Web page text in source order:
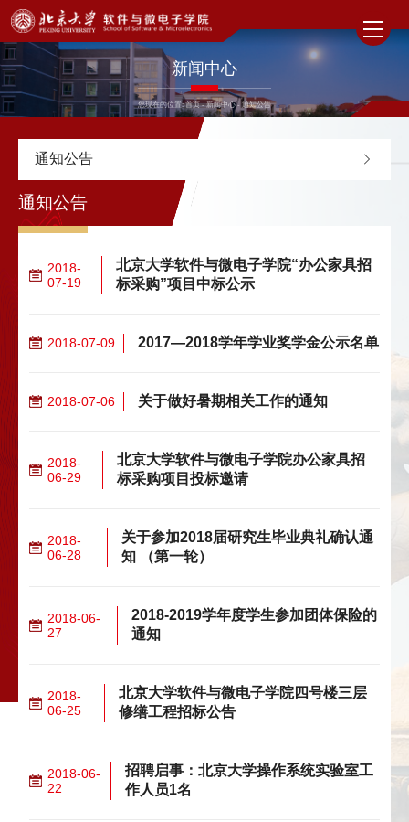
新闻中心
您现在的位置: 首页 - 新闻中心 - 通知公告
通知公告
通知公告
2018-
07-19
北京大学软件与微电子学院“办公家具招
标采购”项目中标公示
2018-07-09 2017—2018学年学业奖学金公示名单
2018-07-06 关于做好暑期相关工作的通知
2018-
06-29
北京大学软件与微电子学院办公家具招
标采购项目投标邀请
2018-
06-28
关于参加2018届研究生毕业典礼确认通
知 （第一轮）
2018-06-
27
2018-2019学年度学生参加团体保险的
通知
2018-
06-25
北京大学软件与微电子学院四号楼三层
修缮工程招标公告
2018-06-
22
招聘启事：北京大学操作系统实验室工
作人员1名